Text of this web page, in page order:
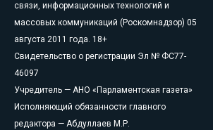
связи, информационных технологий и
массовых коммуникаций (Роскомнадзор) 05
августа 2011 года. 18+
Свидетельство о регистрации Эл № ФС77-
46097
Учредитель — АНО «Парламентская газета»
Исполняющий обязанности главного
редактора — Абдуллаев М.Р.